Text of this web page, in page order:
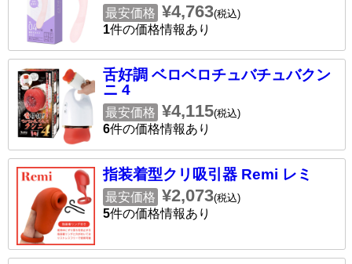
最安価格 ¥4,763(税込)
1件の価格情報あり
舌好調 ベロベロチュバチュバクン
ニ 4
最安価格 ¥4,115(税込)
6件の価格情報あり
指装着型クリ吸引器 Remi レミ
最安価格 ¥2,073(税込)
5件の価格情報あり